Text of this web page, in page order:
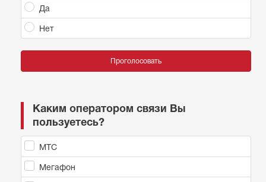
Да
Нет
Проголосовать
Каким оператором связи Вы
пользуетесь?
МТС
Мегафон